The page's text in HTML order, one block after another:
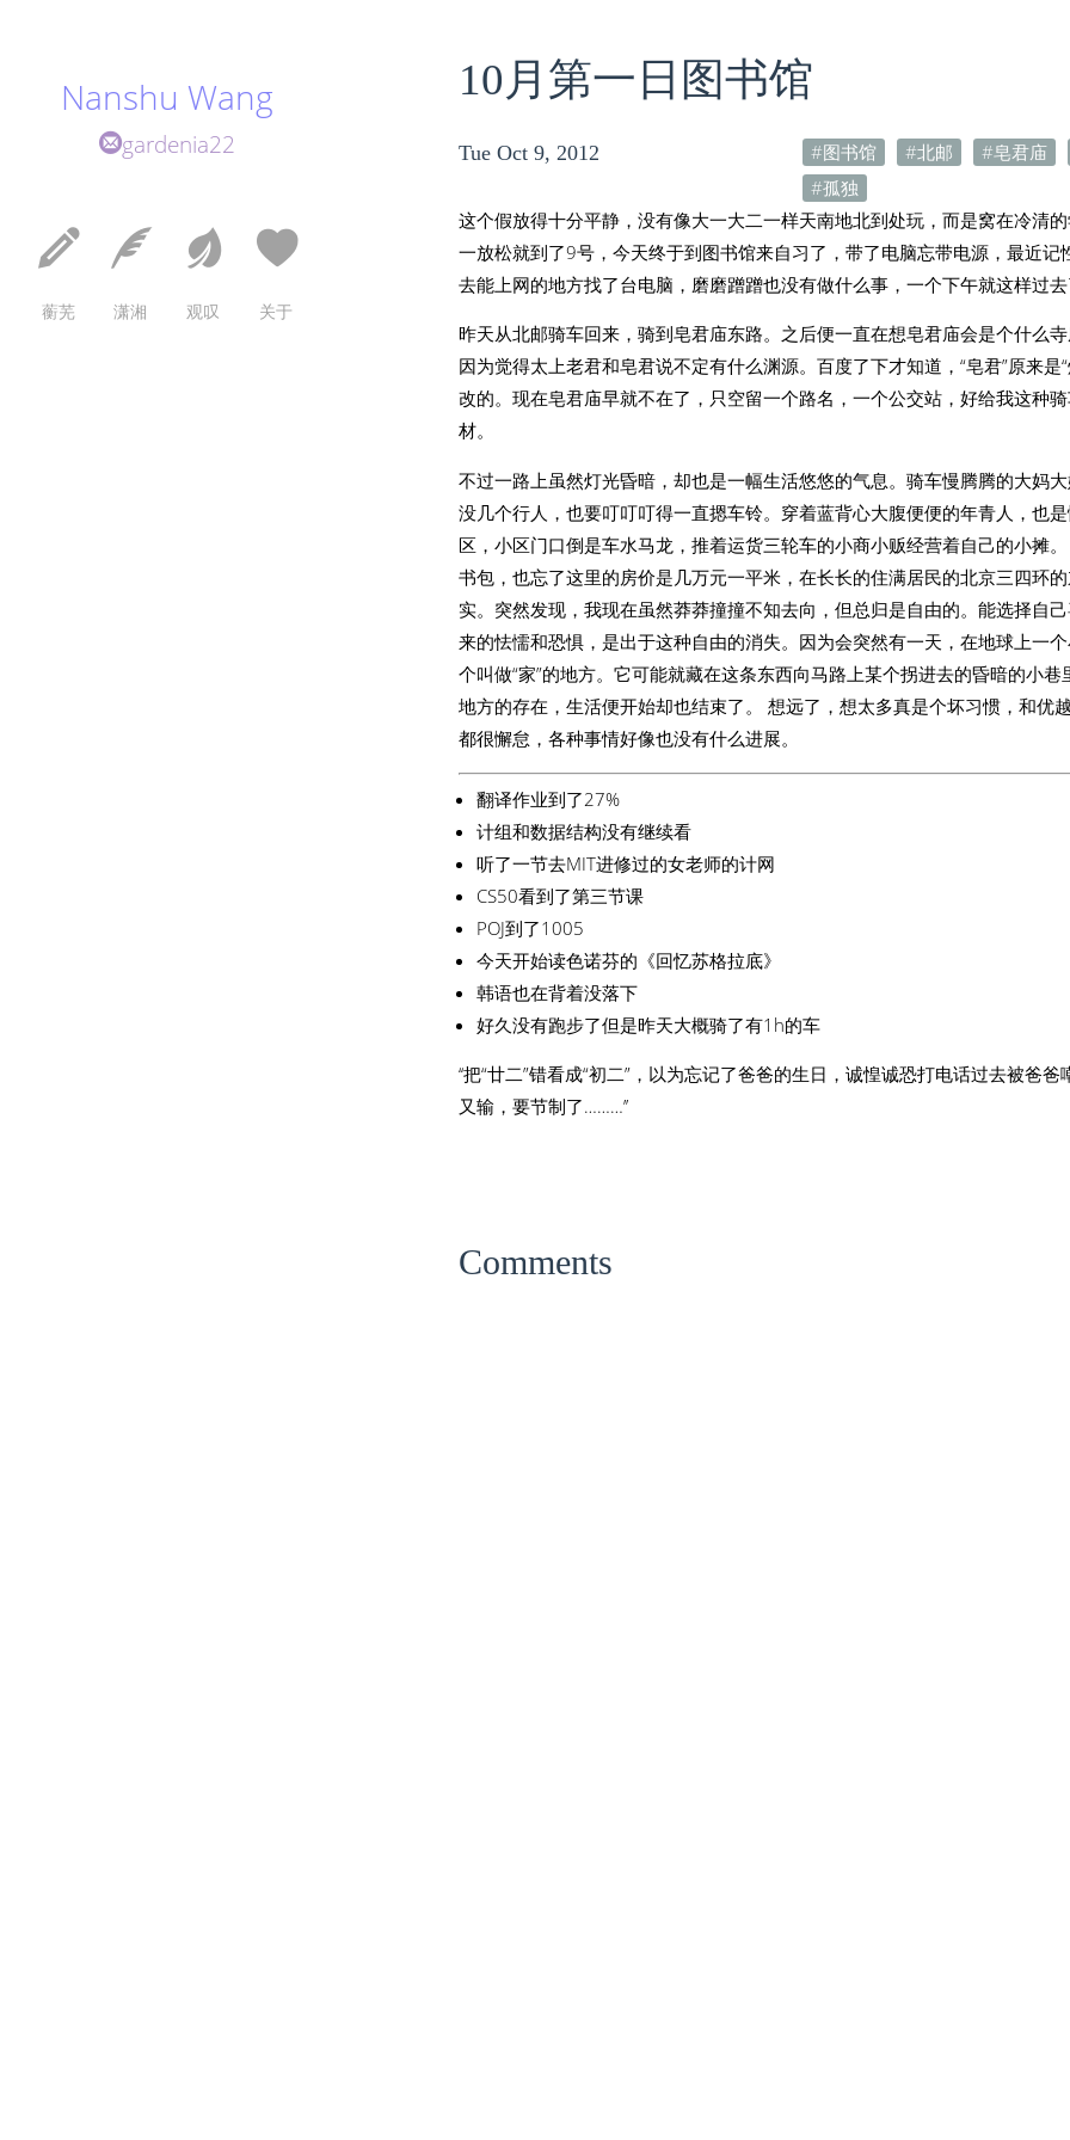
Nanshu Wang
gardenia22
蘅芜 潇湘 观叹 关于
10月第一日图书馆
Tue Oct 9, 2012 图书馆 北邮 皂君庙
孤独
这个假放得十分平静，没有像大一大二一样天南地北到处玩，而是窝在冷清的
一放松就到了9号，今天终于到图书馆来自习了，带了电脑忘带电源，最近记
去能上网的地方找了台电脑，磨磨蹭蹭也没有做什么事，一个下午就这样过去
昨天从北邮骑车回来，骑到皂君庙东路。之后便一直在想皂君庙会是个什么
因为觉得太上老君和皂君说不定有什么渊源。百度了下才知道，“皂君”原来是
改的。现在皂君庙早就不在了，只空留一个路名，一个公交站，好给我这种
材。
不过一路上虽然灯光昏暗，却也是一幅生活悠悠的气息。骑车慢腾腾的大妈
没几个行人，也要叮叮叮得一直摁车铃。穿着蓝背心大腹便便的年青人，也
区，小区门口倒是车水马龙，推着运货三轮车的小商小贩经营着自己的小摊
书包，也忘了这里的房价是几万元一平米，在长长的住满居民的北京三四环
实。突然发现，我现在虽然莽莽撞撞不知去向，但总归是自由的。能选择自
来的怯懦和恐惧，是出于这种自由的消失。因为会突然有一天，在地球上一
个叫做“家”的地方。它可能就藏在这条东西向马路上某个拐进去的昏暗的小
地方的存在，生活便开始却也结束了。 想远了，想太多真是个坏习惯，和优
都很懈怠，各种事情好像也没有什么进展。
翻译作业到了27%
计组和数据结构没有继续看
听了一节去MIT进修过的女老师的计网
CS50看到了第三节课
POJ到了1005
今天开始读色诺芬的《回忆苏格拉底》
韩语也在背着没落下
好久没有跑步了但是昨天大概骑了有1h的车
‘‘把“廿二”错看成“初二”，以为忘记了爸爸的生日，诚惶诚恐打电话过去被爸
又输，要节制了………’’
Comments